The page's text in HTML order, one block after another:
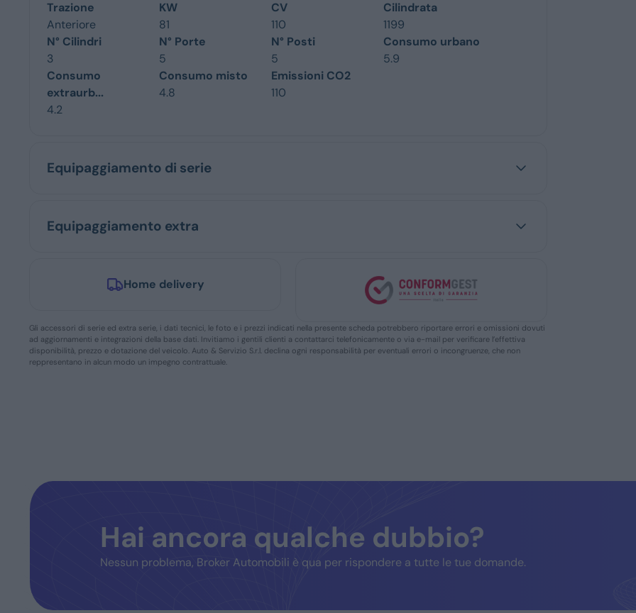
Trazione
Anteriore
KW
81
CV
110
Cilindrata
1199
N° Cilindri
3
N° Porte
5
N° Posti
5
Consumo urbano
5.9
Consumo
extraurb...
4.2
Consumo misto
4.8
Emissioni CO2
110
Equipaggiamento di serie
Equipaggiamento extra
Home delivery
Gli accessori di serie ed extra serie, i dati tecnici, le foto e i prezzi indicati nella presente scheda potrebbero riportare errori e omissioni dovuti
ad aggiornamenti e integrazioni della base dati. Invitiamo i gentili clienti a contattarci telefonicamente o via e-mail per verificare l’effettiva
disponibilità, prezzo e dotazione del veicolo. Auto & Servizio S.r.l. declina ogni responsabilità per eventuali errori o incongruenze, che non
reppresentano in alcun modo un impegno contrattuale.
Hai ancora qualche dubbio?
Nessun problema, Broker Automobili è qua per rispondere a tutte le tue domande.